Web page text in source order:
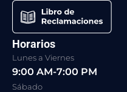
Horarios
Lunes a Viernes
9:00 AM-7:00 PM
Sábado